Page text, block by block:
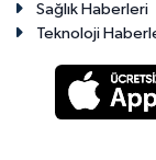
Sağlık Haberleri
Teknoloji